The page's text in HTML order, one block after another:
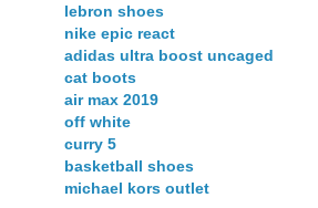
lebron shoes
nike epic react
adidas ultra boost uncaged
cat boots
air max 2019
off white
curry 5
basketball shoes
michael kors outlet